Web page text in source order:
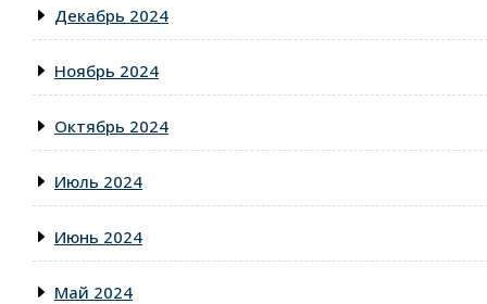
Декабрь 2024
Ноябрь 2024
Октябрь 2024
Июль 2024
Июнь 2024
Май 2024